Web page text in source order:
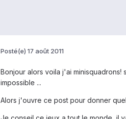
Posté(e) 17 août 2011
Bonjour alors voila j'ai minisquadrons!
impossible ...
Alors j'ouvre ce post pour donner